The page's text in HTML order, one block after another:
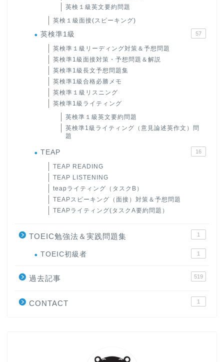
英検１級英文要約問題
英検１級面接(スピーキング)
英検準1級 57
英検準１級リーディング対策＆予想問題
英検準1級面接対策・予想問題＆解説
英検準1級長文予想問題集
英検準1級合格必勝メモ
英検準１級リスニング
英検準1級ライティング
英検準１級英文要約問題
英検準1級ライティング（意見論述英作文）問
題
TEAP 16
TEAP READING
TEAP LISTENING
teapライティング（タスクB）
TEAPスピーキング（面接）対策＆予想問題
TEAPライティング(タスクA要約問題）
TOEIC勉強法＆実践問題集 1
TOEIC初級者 1
過去記事 519
CONTACT 1
大学入試英語対策講座